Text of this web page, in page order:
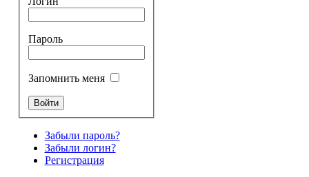
Пароль
Запомнить меня
Забыли пароль?
Забыли логин?
Регистрация